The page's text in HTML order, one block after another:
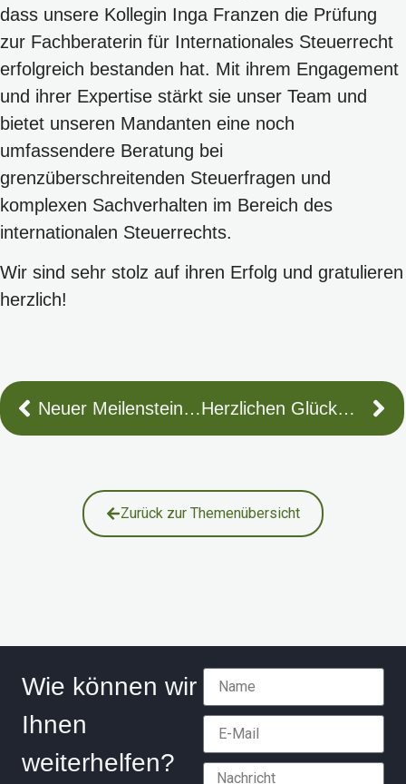
dass unsere Kollegin Inga Franzen die Prüfung
zur Fachberaterin für Internationales Steuerrecht
erfolgreich bestanden hat. Mit ihrem Engagement
und ihrer Expertise stärkt sie unser Team und
bietet unseren Mandanten eine noch
umfassendere Beratung bei
grenzüberschreitenden Steuerfragen und
komplexen Sachverhalten im Bereich des
internationalen Steuerrechts.
Wir sind sehr stolz auf ihren Erfolg und gratulieren
herzlich!
Neu­er Mei­len­stein bei COUN­SEL Treu­hand GmbH WPG | StBG Herz­li­chen Glück­wunsch Li­nus!
Zurück zur Themenübersicht
Wie können wir
Ihnen
weiterhelfen?